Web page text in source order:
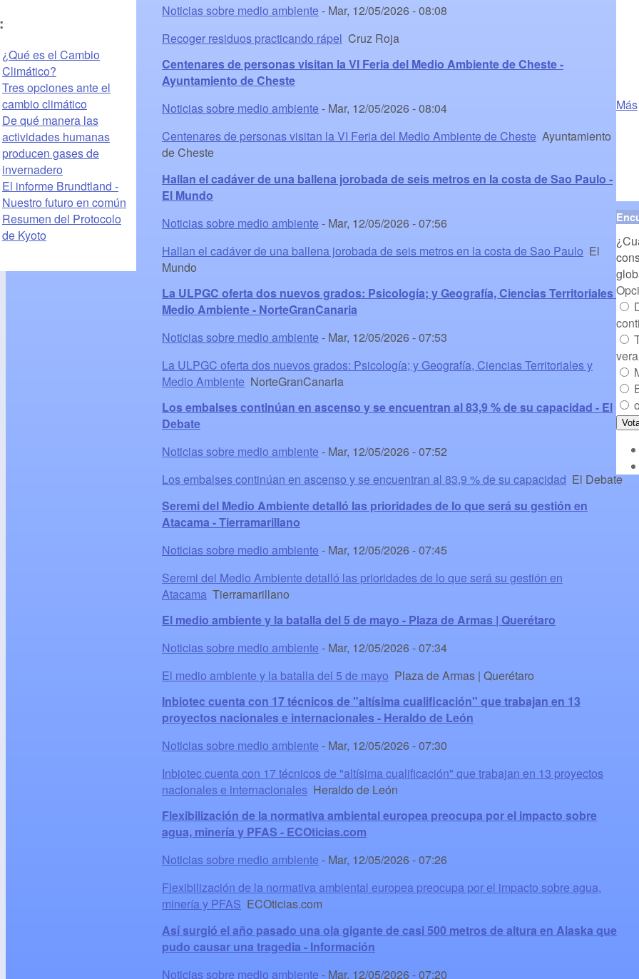
Noticias sobre medio ambiente - Mar, 12/05/2026 - 08:08
Recoger residuos practicando rápel Cruz Roja
Centenares de personas visitan la VI Feria del Medio Ambiente de Cheste -
Ayuntamiento de Cheste
Noticias sobre medio ambiente - Mar, 12/05/2026 - 08:04
Centenares de personas visitan la VI Feria del Medio Ambiente de Cheste Ayuntamiento
de Cheste
Hallan el cadáver de una ballena jorobada de seis metros en la costa de Sao Paulo -
El Mundo
Noticias sobre medio ambiente - Mar, 12/05/2026 - 07:56
Hallan el cadáver de una ballena jorobada de seis metros en la costa de Sao Paulo El
Mundo
La ULPGC oferta dos nuevos grados: Psicología; y Geografía, Ciencias Territoriales y
Medio Ambiente - NorteGranCanaria
Noticias sobre medio ambiente - Mar, 12/05/2026 - 07:53
La ULPGC oferta dos nuevos grados: Psicología; y Geografía, Ciencias Territoriales y
Medio Ambiente NorteGranCanaria
Los embalses continúan en ascenso y se encuentran al 83,9 % de su capacidad - El
Debate
Noticias sobre medio ambiente - Mar, 12/05/2026 - 07:52
Los embalses continúan en ascenso y se encuentran al 83,9 % de su capacidad El Debate
Seremi del Medio Ambiente detalló las prioridades de lo que será su gestión en
Atacama - Tierramarillano
Noticias sobre medio ambiente - Mar, 12/05/2026 - 07:45
Seremi del Medio Ambiente detalló las prioridades de lo que será su gestión en
Atacama Tierramarillano
El medio ambiente y la batalla del 5 de mayo - Plaza de Armas | Querétaro
Noticias sobre medio ambiente - Mar, 12/05/2026 - 07:34
El medio ambiente y la batalla del 5 de mayo Plaza de Armas | Querétaro
Inbiotec cuenta con 17 técnicos de "altísima cualificación" que trabajan en 13
proyectos nacionales e internacionales - Heraldo de León
Noticias sobre medio ambiente - Mar, 12/05/2026 - 07:30
Inbiotec cuenta con 17 técnicos de "altísima cualificación" que trabajan en 13 proyectos
nacionales e internacionales Heraldo de León
Flexibilización de la normativa ambiental europea preocupa por el impacto sobre
agua, minería y PFAS - ECOticias.com
Noticias sobre medio ambiente - Mar, 12/05/2026 - 07:26
Flexibilización de la normativa ambiental europea preocupa por el impacto sobre agua,
minería y PFAS ECOticias.com
Así surgió el año pasado una ola gigante de casi 500 metros de altura en Alaska que
pudo causar una tragedia - Información
Noticias sobre medio ambiente - Mar, 12/05/2026 - 07:20
¿Qué es el Cambio
Climático?
Tres opciones ante el
cambio climático
De qué manera las
actividades humanas
producen gases de
invernadero
El informe Brundtland -
Nuestro futuro en común
Resumen del Protocolo
de Kyoto
Más